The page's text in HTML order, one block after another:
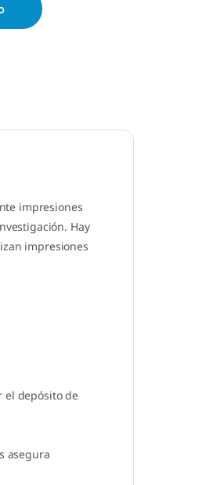
impresiones
Hay
impresiones
el depósito de
asegura